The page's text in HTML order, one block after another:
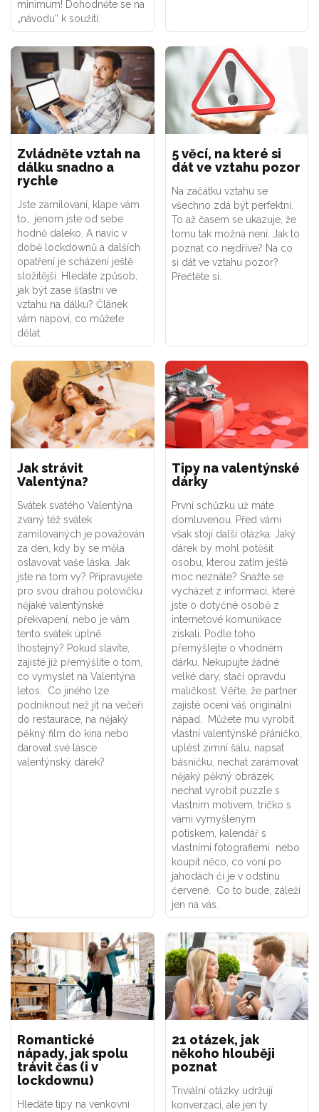
minimum! Dohodněte se na
„návodu“ k soužití.
Zvládněte vztah na
dálku snadno a
rychle
Jste zamilovaní, klape vám
to… jenom jste od sebe
hodně daleko. A navíc v
době lockdownů a dalších
opatření je scházení ještě
složitější. Hledáte způsob,
jak být zase šťastní ve
vztahu na dálku? Článek
vám napoví, co můžete
dělat.
5 věcí, na které si
dát ve vztahu pozor
Na začátku vztahu se
všechno zdá být perfektní.
To až časem se ukazuje, že
tomu tak možná není. Jak to
poznat co nejdříve? Na co
si dát ve vztahu pozor?
Přečtěte si.
Jak strávit
Valentýna?
Svátek svatého Valentýna
zvaný též svátek
zamilovaných je považován
za den, kdy by se měla
oslavovat vaše láska. Jak
jste na tom vy? Připravujete
pro svou drahou polovičku
nějaké valentýnské
překvapení, nebo je vám
tento svátek úplně
lhostejný? Pokud slavíte,
zajisté již přemýšlíte o tom,
co vymyslet na Valentýna
letos. Co jiného lze
podniknout než jít na večeři
do restaurace, na nějaký
pěkný film do kina nebo
darovat své lásce
valentýnský dárek?
Tipy na valentýnské
dárky
První schůzku už máte
domluvenou. Před vámi
však stojí další otázka. Jaký
dárek by mohl potěšit
osobu, kterou zatím ještě
moc neznáte? Snažte se
vycházet z informací, které
jste o dotyčné osobě z
internetové komunikace
získali. Podle toho
přemýšlejte o vhodném
dárku. Nekupujte žádné
velké dary, stačí opravdu
maličkost. Věřte, že partner
zajisté ocení váš originální
nápad. Můžete mu vyrobit
vlastní valentýnské přáníčko,
uplést zimní šálu, napsat
básničku, nechat zarámovat
nějaký pěkný obrázek,
nechat vyrobit puzzle s
vlastním motivem, tričko s
vámi vymyšleným
potiskem, kalendář s
vlastními fotografiemi nebo
koupit něco, co voní po
jahodách či je v odstínu
červené. Co to bude, záleží
jen na vás.
Romantické
nápady, jak spolu
trávit čas (i v
lockdownu)
Hledáte tipy na venkovní
21 otázek, jak
někoho hlouběji
poznat
Triviální otázky udržují
konverzaci, ale jen ty